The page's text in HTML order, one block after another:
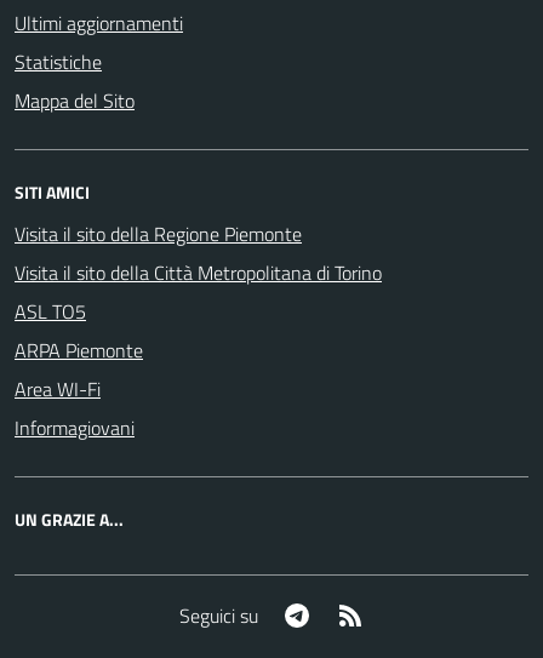
Ultimi aggiornamenti
Statistiche
Mappa del Sito
SITI AMICI
Visita il sito della Regione Piemonte
Visita il sito della Città Metropolitana di Torino
ASL TO5
ARPA Piemonte
Area WI-Fi
Informagiovani
UN GRAZIE A...
Seguici su Telegram